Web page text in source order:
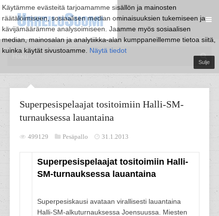
Käytämme evästeitä tarjoamamme sisällön ja mainosten
räätälöimiseen, sosiaalisen median ominaisuuksien tukemiseen ja
kävijämäärämme analysoimiseen. Jaamme myös sosiaalisen
median, mainosalan ja analytiikka-alan kumppaneillemme tietoa siitä,
kuinka käytät sivustoamme. Näytä tiedot
Sulje
Superpesispelaajat tositoimiin Halli-SM-
turnauksessa lauantaina
499129 Pesäpallo 31.1.2013
Superpesispelaajat tositoimiin Halli-
SM-turnauksessa lauantaina
Superpesiskausi avataan virallisesti lauantaina
Halli-SM-alkuturnauksessa Joensuussa. Miesten